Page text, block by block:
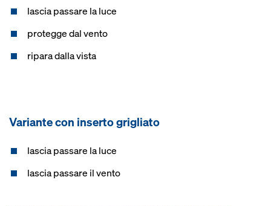
lascia passare la luce
protegge dal vento
ripara dalla vista
Variante con inserto grigliato
lascia passare la luce
lascia passare il vento